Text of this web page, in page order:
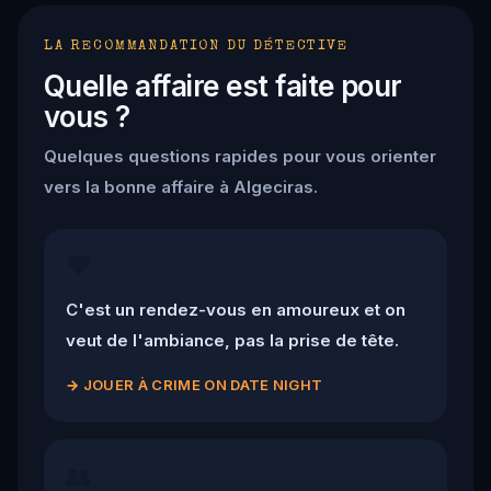
LA RECOMMANDATION DU DÉTECTIVE
Quelle affaire est faite pour
vous ?
Quelques questions rapides pour vous orienter
vers la bonne affaire à Algeciras.
C'est un rendez-vous en amoureux et on
veut de l'ambiance, pas la prise de tête.
→ JOUER À CRIME ON DATE NIGHT